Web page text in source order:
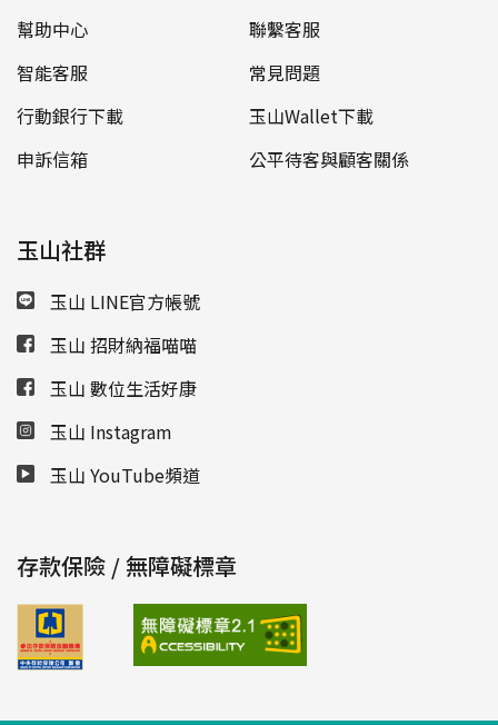
幫助中心
聯繫客服
智能客服
常見問題
行動銀行下載
玉山Wallet下載
申訴信箱
公平待客與顧客關係
玉山社群
玉山 LINE官方帳號
玉山 招財納福喵喵
玉山 數位生活好康
玉山 Instagram
玉山 YouTube頻道
存款保險 / 無障礙標章